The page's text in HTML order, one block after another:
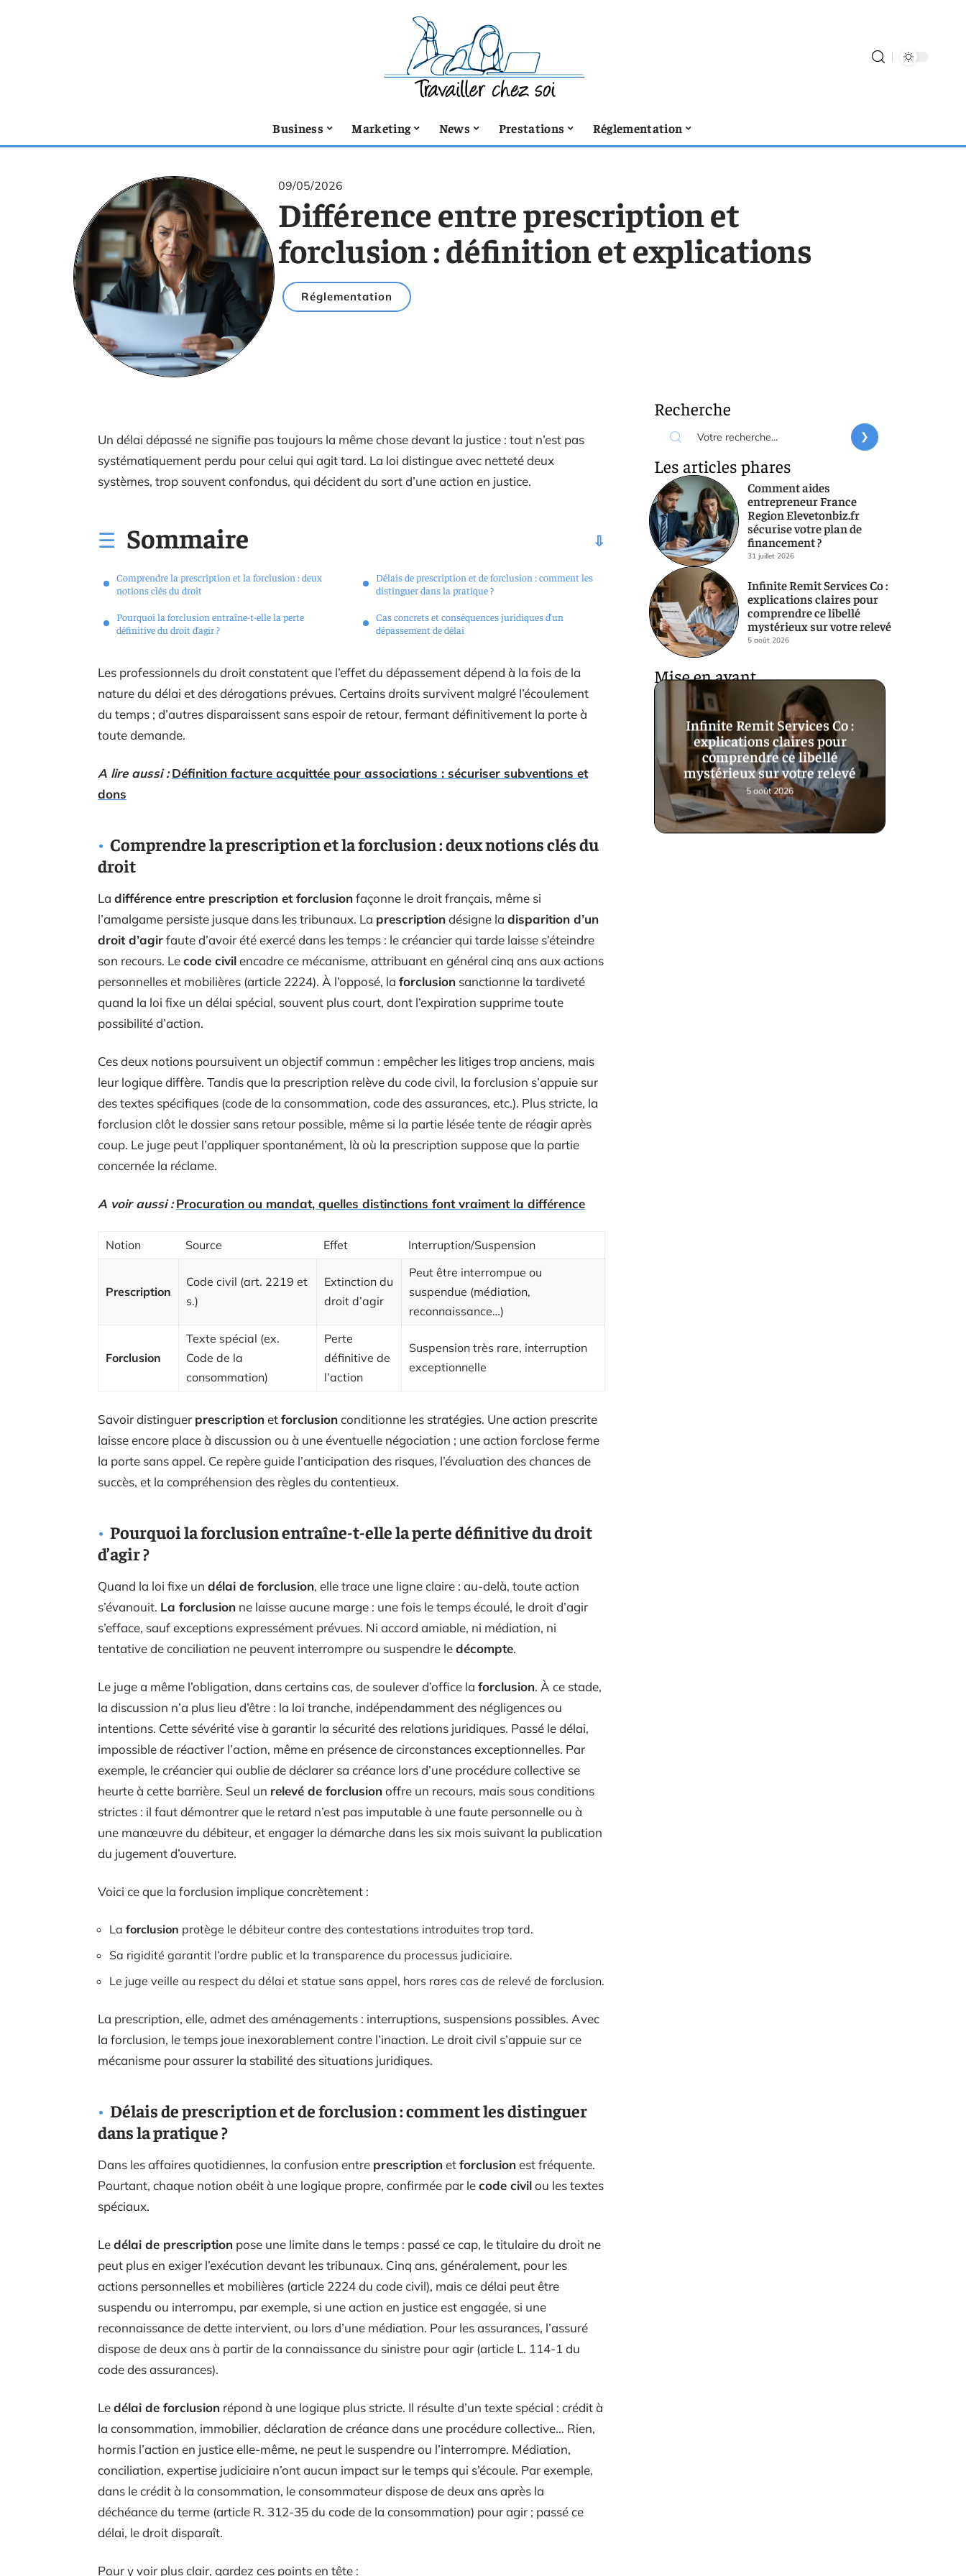
Business Marketing News Prestations Réglementation
09/05/2026
Différence entre prescription et
forclusion : définition et explications
Réglementation
Un délai dépassé ne signifie pas toujours la même chose devant la justice : tout n’est pas
systématiquement perdu pour celui qui agit tard. La loi distingue avec netteté deux
systèmes, trop souvent confondus, qui décident du sort d’une action en justice.
Sommaire
Comprendre la prescription et la forclusion : deux
notions clés du droit
Pourquoi la forclusion entraîne-t-elle la perte
définitive du droit d’agir ?
Délais de prescription et de forclusion : comment les
distinguer dans la pratique ?
Cas concrets et conséquences juridiques d’un
dépassement de délai
Les professionnels du droit constatent que l’effet du dépassement dépend à la fois de la
nature du délai et des dérogations prévues. Certains droits survivent malgré l’écoulement
du temps ; d’autres disparaissent sans espoir de retour, fermant définitivement la porte à
toute demande.
A lire aussi : Définition facture acquittée pour associations : sécuriser subventions et
dons
Comprendre la prescription et la forclusion : deux notions clés du
droit
La différence entre prescription et forclusionfaçonne le droit français, même si
l’amalgame persiste jusque dans les tribunaux. La prescriptiondésigne la disparition d’un
droit d’agirfaute d’avoir été exercé dans les temps : le créancier qui tarde laisse s’éteindre
son recours. Lecode civilencadre ce mécanisme, attribuant en général cinq ans aux actions
personnelles et mobilières (article 2224). À l’opposé, la forclusion sanctionne la tardiveté
quand la loi fixe un délai spécial, souvent plus court, dont l’expiration supprime toute
possibilité d’action.
Ces deux notions poursuivent un objectif commun : empêcher les litiges trop anciens, mais
leur logique diffère. Tandis que la prescription relève du code civil, la forclusion s’appuie sur
des textes spécifiques (code de la consommation, code des assurances, etc.). Plus stricte, la
forclusion clôt le dossier sans retour possible, même si la partie lésée tente de réagir après
coup. Le juge peut l’appliquer spontanément, là où la prescription suppose que la partie
concernée la réclame.
A voir aussi : Procuration ou mandat, quelles distinctions font vraiment la différence
Notion Source Effet Interruption/Suspension
Prescription
Code civil (art. 2219 et
s.)
Extinction du
droit d’agir
Peut être interrompue ou
suspendue (médiation,
reconnaissance…)
Forclusion
Texte spécial (ex.
Code de la
consommation)
Perte
définitive de
l’action
Suspension très rare, interruption
exceptionnelle
Savoir distinguer prescriptionetforclusionconditionne les stratégies. Une action prescrite
laisse encore place à discussion ou à une éventuelle négociation ; une action forclose ferme
la porte sans appel. Ce repère guide l’anticipation des risques, l’évaluation des chances de
succès, et la compréhension des règles du contentieux.
Pourquoi la forclusion entraîne-t-elle la perte définitive du droit
d’agir ?
Quand la loi fixe un délai de forclusion, elle trace une ligne claire : au-delà, toute action
s’évanouit. La forclusion ne laisse aucune marge : une fois le temps écoulé, le droit d’agir
s’efface, sauf exceptions expressément prévues. Ni accord amiable, ni médiation, ni
tentative de conciliation ne peuvent interrompre ou suspendre ledécompte.
Le juge a même l’obligation, dans certains cas, de soulever d’office la forclusion. À ce stade,
la discussion n’a plus lieu d’être : la loi tranche, indépendamment des négligences ou
intentions. Cette sévérité vise à garantir la sécurité des relations juridiques. Passé le délai,
impossible de réactiver l’action, même en présence de circonstances exceptionnelles. Par
exemple, le créancier qui oublie de déclarer sa créance lors d’une procédure collective se
heurte à cette barrière. Seul un relevé de forclusionoffre un recours, mais sous conditions
strictes : il faut démontrer que le retard n’est pas imputable à une faute personnelle ou à
une manœuvre du débiteur, et engager la démarche dans les six mois suivant la publication
du jugement d’ouverture.
Voici ce que la forclusion implique concrètement :
La forclusion protège le débiteur contre des contestations introduites trop tard.
Sa rigidité garantit l’ordre public et la transparence du processus judiciaire.
Le juge veille au respect du délai et statue sans appel, hors rares cas de relevé de forclusion.
La prescription, elle, admet des aménagements : interruptions, suspensions possibles. Avec
la forclusion, le temps joue inexorablement contre l’inaction. Le droit civil s’appuie sur ce
mécanisme pour assurer la stabilité des situations juridiques.
Délais de prescription et de forclusion : comment les distinguer
dans la pratique ?
Dans les affaires quotidiennes, la confusion entre prescriptionetforclusionest fréquente.
Pourtant, chaque notion obéit à une logique propre, confirmée par lecode civilou les textes
spéciaux.
Ledélai de prescription pose une limite dans le temps : passé ce cap, le titulaire du droit ne
peut plus en exiger l’exécution devant les tribunaux. Cinq ans, généralement, pour les
actions personnelles et mobilières (article 2224 du code civil), mais ce délai peut être
suspendu ou interrompu, par exemple, si une action en justice est engagée, si une
reconnaissance de dette intervient, ou lors d’une médiation. Pour les assurances, l’assuré
dispose de deux ans à partir de la connaissance du sinistre pour agir (article L. 114-1 du
code des assurances).
Ledélai de forclusion répond à une logique plus stricte. Il résulte d’un texte spécial : crédit à
la consommation, immobilier, déclaration de créance dans une procédure collective… Rien,
hormis l’action en justice elle-même, ne peut le suspendre ou l’interrompre. Médiation,
conciliation, expertise judiciaire n’ont aucun impact sur le temps qui s’écoule. Par exemple,
dans le crédit à la consommation, le consommateur dispose de deux ans après la
déchéance du terme (article R. 312-35 du code de la consommation) pour agir ; passé ce
délai, le droit disparaît.
Pour y voir plus clair, gardez ces points en tête :
Recherche
Les articles phares
Comment aides
entrepreneur France
Region Elevetonbiz.fr
sécurise votre plan de
financement ?
31 juillet 2026
Infinite Remit Services Co :
explications claires pour
comprendre ce libellé
mystérieux sur votre relevé
5 août 2026
Mise en avant
Infinite Remit Services Co :
explications claires pour
comprendre ce libellé
mystérieux sur votre relevé
5 août 2026